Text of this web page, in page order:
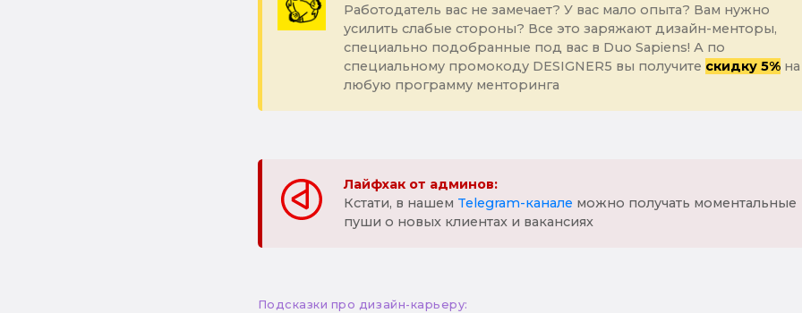
Работодатель вас не замечает? У вас мало опыта? Вам нужно
усилить слабые стороны? Все это заряжают дизайн-менторы,
специально подобранные под вас в Duo Sapiens! А по
специальному промокоду DESIGNER5 вы получите скидку 5%на
любую программу менторинга
Лайфхак от админов:
Кстати, в нашем Telegram-канале можно получать моментальные
пуши о новых клиентах и вакансиях
Подсказки про дизайн-карьеру: